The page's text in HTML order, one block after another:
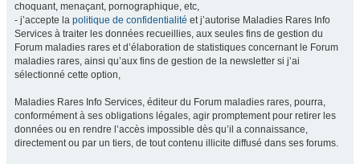
choquant, menaçant, pornographique, etc,
- j’accepte la politique de confidentialité et j’autorise Maladies Rares Info
Services à traiter les données recueillies, aux seules fins de gestion du
Forum maladies rares et d’élaboration de statistiques concernant le Forum
maladies rares, ainsi qu’aux fins de gestion de la newsletter si j’ai
sélectionné cette option,
Maladies Rares Info Services, éditeur du Forum maladies rares, pourra,
conformément à ses obligations légales, agir promptement pour retirer les
données ou en rendre l’accès impossible dès qu’il a connaissance,
directement ou par un tiers, de tout contenu illicite diffusé dans ses forums.